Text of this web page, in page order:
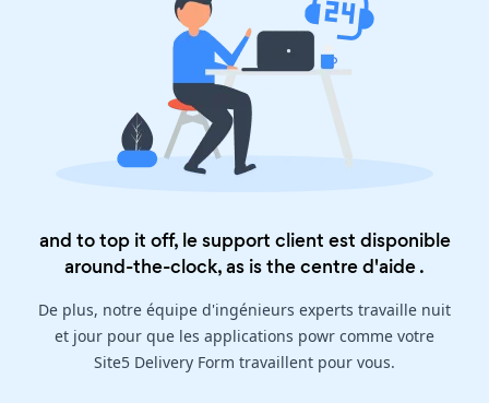
and to top it off, le support client est disponible
around-the-clock, as is thecentre d'aide.
De plus, notre équipe d'ingénieurs experts travaille nuit
et jour pour que les applications powr comme votre
Site5 Delivery Form travaillent pour vous.